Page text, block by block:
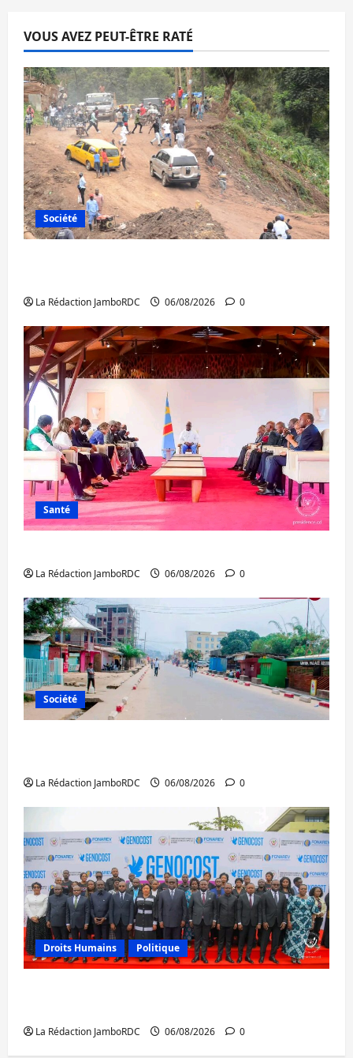
VOUS AVEZ PEUT-ÊTRE RATÉ
Société
La Rédaction JamboRDC 06/08/2026 0
Santé
La Rédaction JamboRDC 06/08/2026 0
Société
La Rédaction JamboRDC 06/08/2026 0
Droits Humains Politique
La Rédaction JamboRDC 06/08/2026 0